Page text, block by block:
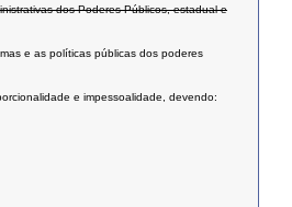
dos Poderes Públicos, estadual e
e as políticas públicas dos poderes
e impessoalidade, devendo: